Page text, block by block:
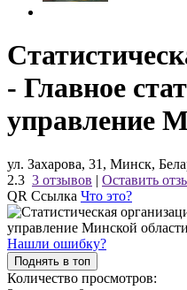
- Главное
управление
ул. Захарова, 31, Минск,
2.3 3 отзывов | Оставить
QR Ссылка Что это?
Нашли ошибку?
Поднять в топ
Количество просмотров: